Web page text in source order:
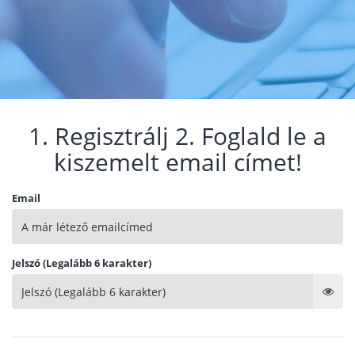
1. Regisztrálj 2. Foglald le a
kiszemelt email címet!
Email
Jelszó (Legalább 6 karakter)